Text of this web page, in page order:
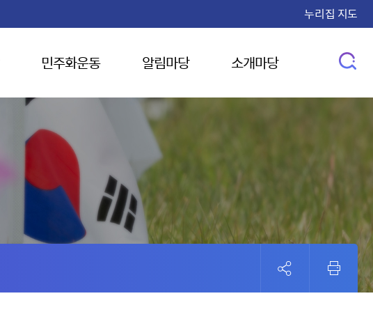
누리집 지도
민주화운동 알림마당 소개마당